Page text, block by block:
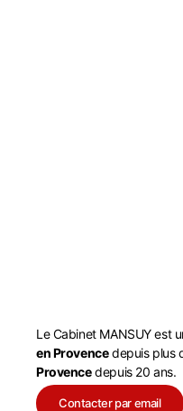
Le Cabinet MANSUY est
en Provencedepuis plus
Provencedepuis 20 ans.
Contacter par email